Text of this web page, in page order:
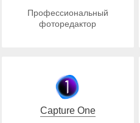
Профессиональный
фоторедактор
Capture One